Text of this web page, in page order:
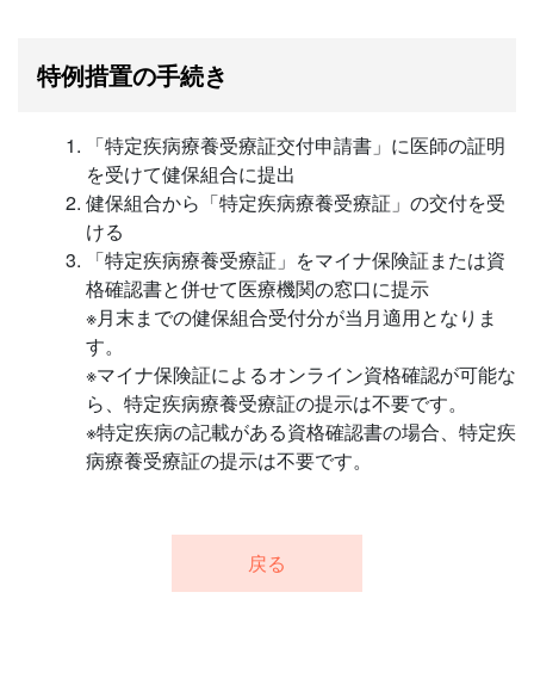
特例措置の手続き
「特定疾病療養受療証交付申請書」に医師の証明
を受けて健保組合に提出
健保組合から「特定疾病療養受療証」の交付を受
ける
「特定疾病療養受療証」をマイナ保険証または資
格確認書と併せて医療機関の窓口に提示
※月末までの健保組合受付分が当月適用となりま
す。
※マイナ保険証によるオンライン資格確認が可能な
ら、特定疾病療養受療証の提示は不要です。
※特定疾病の記載がある資格確認書の場合、特定疾
病療養受療証の提示は不要です。
戻る